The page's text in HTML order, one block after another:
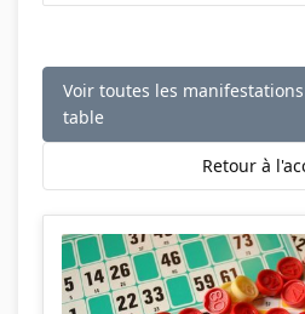
Voir toutes les
table
Retour à